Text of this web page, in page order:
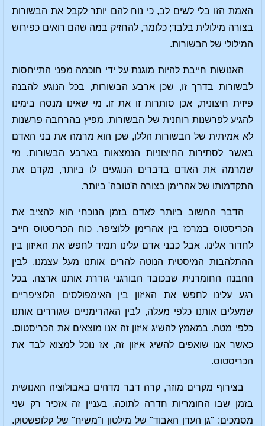
האמת הזו בלי לשים לב, כי נוח להם יותר לקבל את הבשורות
בצורה מילולית בלבד; כלומר, להחזיק במה שהם רואים כפירוש
המילולי של הבשורות.
האנושות חייבת להיות מוגנת על ידי חוכמה מפני התייחסות
לבשורות בדרך זו, שכן ארבע הבשורות, בכל הנוגע להבנה
פיזית חיצונית, אכן סותרות זו את זו. מי שאינו מנסה בימינו
להגיע לפרשנות רוחנית של הבשורות, מפיץ בהרחבה פרשנות
לא אמיתית של הבשורות הללו, שכן הוא מרמה את בני האדם
באשר לסתירות החיצוניות הנמצאות בארבע הבשורות. מי
שמרמה את האדם בדברים הנוגעים לו ביותר, מקדם את
התקדמותו של אהרימן בצורה ה'טובה' ביותר.
הדבר החשוב ביותר לאדם בזמן הנוכחי הוא להציב את
הכריסטוס במרכז בין אהרימן ללוציפר. כוח הכריסטוס חייב
לחדור אלינו. אבל כבני אדם עלינו תמיד לחפש את האיזון בין
ההתלהבות המיסטית הנוטה להרים אותנו מעל עצמנו, לבין
ההבנה החומרנית שבכובד הבורגני גוררת אותנו ארצה. בכל
רגע עלינו לחפש את האיזון בין האימפולסים הלוציפריים
שמעלים אותנו כלפי מעלה, לבין האהרימניים שגוררים אותנו
כלפי מטה. במאמץ להשיג איזון זה אנו מוצאים את הכריסטוס.
כאשר אנו שואפים להשיג איזון זה, אז נוכל למצוא לבד את
הכריסטוס.
בצירוף מקרים מוזר, קרה דבר מדהים באבולוציה האנושית
בזמן שבו החומריות חדרה לתוכה. בעניין זה אזכיר רק שני
מסמכים: "גן העדן האבוד" של מילטון ו"משיח" של קלופשטוק.